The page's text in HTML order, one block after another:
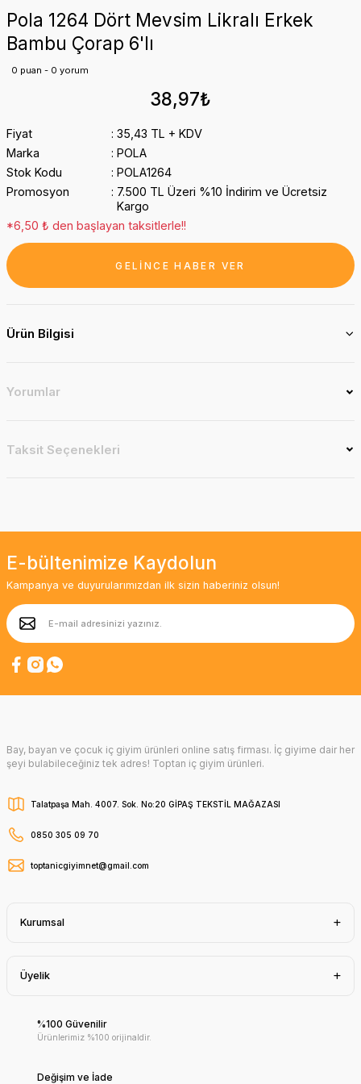
Pola 1264 Dört Mevsim Likralı Erkek
Bambu Çorap 6'lı
0 puan - 0 yorum
38,97₺
Fiyat
35,43 TL + KDV
Marka
POLA
Stok Kodu
POLA1264
Promosyon
7.500 TL Üzeri %10 İndirim ve Ücretsiz
Kargo
*6,50 ₺ den başlayan taksitlerle!!
GELİNCE HABER VER
Ürün Bilgisi
Yorumlar
Taksit Seçenekleri
E-bültenimize Kaydolun
Kampanya ve duyurularımızdan ilk sizin haberiniz olsun!
Bay, bayan ve çocuk iç giyim ürünleri online satış firması. İç giyime dair her
şeyi bulabileceğiniz tek adres! Toptan iç giyim ürünleri.
Talatpaşa Mah. 4007. Sok. No:20 GİPAŞ TEKSTİL MAĞAZASI
0850 305 09 70
toptanicgiyimnet@gmail.com
Kurumsal
Üyelik
%100 Güvenilir
Ürünlerimiz %100 orijinaldir.
Değişim ve İade